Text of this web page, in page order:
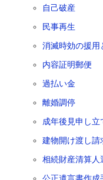
自己破産
民事再生
消滅時効の援用
内容証明郵便
過払い金
離婚調停
成年後見申し立
建物開け渡し請
相続財産清算人